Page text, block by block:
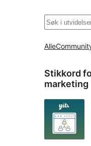
Søk
Alle
Stikkord
marketing